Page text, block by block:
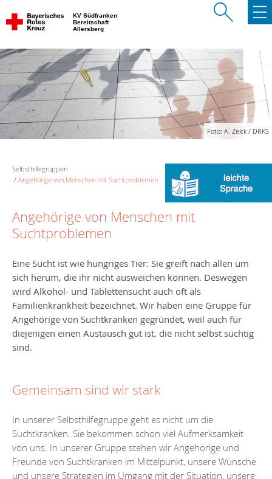
KV Südfranken
Bereitschaft
Allersberg
Foto: A. Zelck / DRKS
Selbsthilfegruppen
Angehörige von Menschen mit Suchtproblemen
Angehörige von Menschen mit
Suchtproblemen
Eine Sucht ist wie hungriges Tier: Sie greift nach allen um
sich herum, die ihr nicht ausweichen können. Deswegen
wird Alkohol- und Tablettensucht auch oft als
Familienkrankheit bezeichnet. Wir haben eine Gruppe für
Angehörige von Suchtkranken gegründet, weil auch für
diejenigen einen Austausch gut ist, die nicht selbst süchtig
sind.
Gemeinsam sind wir stark
In unserer Selbsthilfegruppe geht es nicht um die
Suchtkranken. Sie bekommen schon viel Aufmerksamkeit
von uns. In unserer Gruppe stehen wir Angehörige und
Freunde von Suchtkranken im Mittelpunkt, unsere Wünsche
und unsere Strategien im Umgang mit der Situation, unsere